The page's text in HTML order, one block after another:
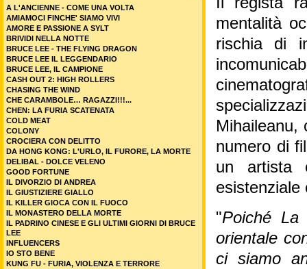
mentalità
rischia di
numero di
un artista
esistenziale
"Poiché La
orientale
ci siamo
A L'ANCIENNE - COME UNA VOLTA
AMIAMOCI FINCHE' SIAMO VIVI
AMORE E PASSIONE A SYLT
BRIVIDI NELLA NOTTE
BRUCE LEE - THE FLYING DRAGON
BRUCE LEE IL LEGGENDARIO
BRUCE LEE, IL CAMPIONE
CASH OUT 2: HIGH ROLLERS
CHASING THE WIND
CHE CARAMBOLE… RAGAZZI!!!...
CHEN: LA FURIA SCATENATA
COLD MEAT
COLONY
CROCIERA CON DELITTO
DA HONG KONG: L'URLO, IL FURORE, LA MORTE
DELIBAL - DOLCE VELENO
GOOD FORTUNE
IL DIVORZIO DI ANDREA
IL GIUSTIZIERE GIALLO
IL KILLER GIOCA CON IL FUOCO
IL MONASTERO DELLA MORTE
IL PADRINO CINESE E GLI ULTIMI GIORNI DI BRUCE
LEE
INFLUENCERS
IO STO BENE
KUNG FU - FURIA, VIOLENZA E TERRORE